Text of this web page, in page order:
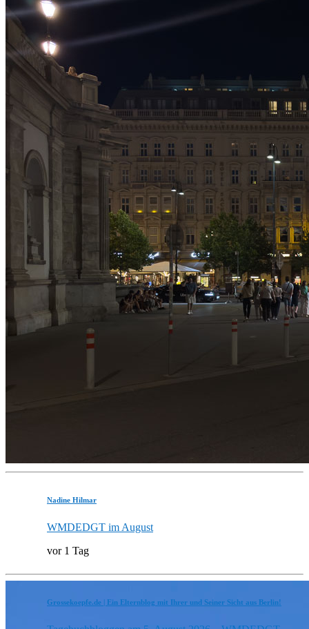
Nadine Hilmar
WMDEDGT im August
vor 1 Tag
Grossekoepfe.de | Ein Elternblog mit Ihrer und Seiner Sicht aus Berlin!